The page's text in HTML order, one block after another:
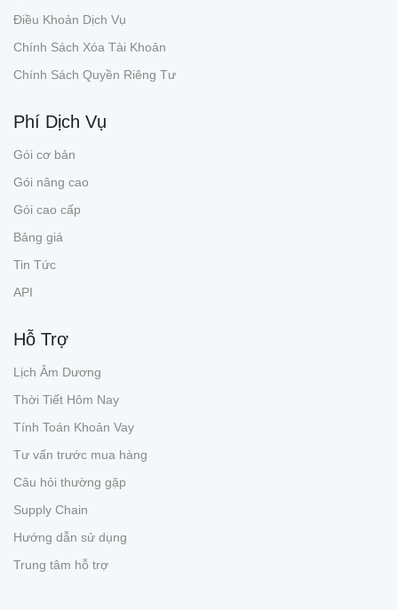
Điều Khoản Dịch Vụ
Chính Sách Xóa Tài Khoản
Chính Sách Quyền Riêng Tư
Phí Dịch Vụ
Gói cơ bản
Gói nâng cao
Gói cao cấp
Bảng giá
Tin Tức
API
Hỗ Trợ
Lịch Âm Dương
Thời Tiết Hôm Nay
Tính Toán Khoản Vay
Tư vấn trước mua hàng
Câu hỏi thường gặp
Supply Chain
Hướng dẫn sử dụng
Trung tâm hỗ trợ